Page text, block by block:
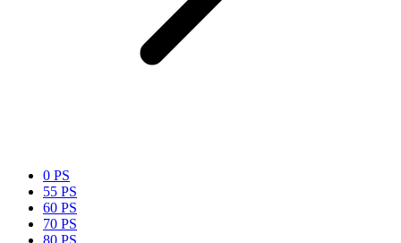
0 PS
55 PS
60 PS
70 PS